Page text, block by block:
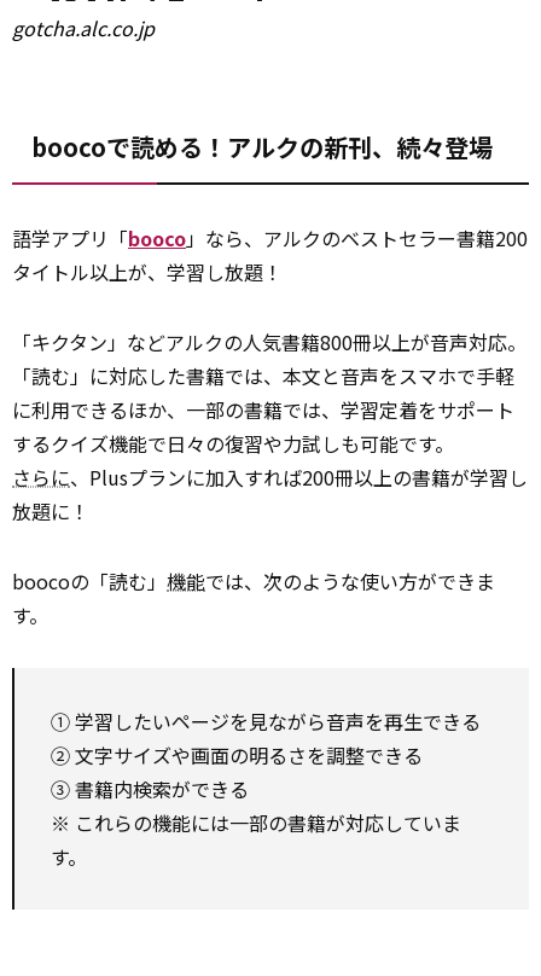
gotcha.alc.co.jp
boocoで読める！アルクの新刊、続々登場
語学アプリ「booco」なら、アルクのベストセラー書籍200
タイトル以上が、学習し放題！
「キクタン」などアルクの人気書籍800冊以上が音声対応。
「読む」に対応した書籍では、本文と音声をスマホで手軽
に利用できるほか、一部の書籍では、学習定着をサポート
するクイズ機能で日々の復習や力試しも可能です。
さらに、Plusプランに加入すれば200冊以上の書籍が学習し
放題に！
boocoの「読む」 機能では、次のような使い方ができま
す。
① 学習したいページを見ながら音声を再生できる
② 文字サイズや画面の明るさを調整できる
③ 書籍内検索ができる
※ これらの機能には一部の書籍が対応していま
す。